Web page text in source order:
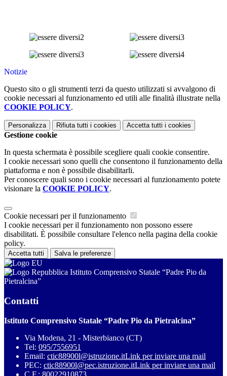
Notizie
Questo sito o gli strumenti terzi da questo utilizzati si avvalgono di
cookie necessari al funzionamento ed utili alle finalità illustrate nella
COOKIE POLICY.
Personalizza Rifiuta tutti i cookies Accetta tutti i cookies
Gestione cookie
In questa schermata è possibile scegliere quali cookie consentire.
I cookie necessari sono quelli che consentono il funzionamento della
piattaforma e non è possibile disabilitarli.
Per conoscere quali sono i cookie necessari al funzionamento potete
visionare la COOKIE POLICY.
Cookie necessari per il funzionamento
I cookie necessari per il funzionamento non possono essere
disabilitati. È possibile consultare l'elenco nella pagina della cookie
policy.
Accetta tutti Salva le preferenze
Istituto Comprensivo Statale “Padre Pio da
Pietralcina”
Contatti
Istituto Comprensivo Statale “Padre Pio da Pietralcina”
Via Modena, 21 - Misterbianco (CT)
Tel: 095/7556951
Email: ctic88900l@istruzione.itLink per inviare una mail
PEC: ctic88900l@pec.istruzione.itLink per inviare una mail
C.F.: 80022910873